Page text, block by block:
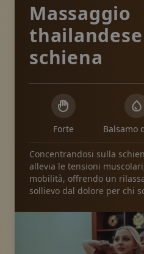
Massaggio
schiena
Forte Balsamo
Concentrandosi sulla
allevia le tensioni
mobilità, offrendo un
sollievo dal dolore per chi